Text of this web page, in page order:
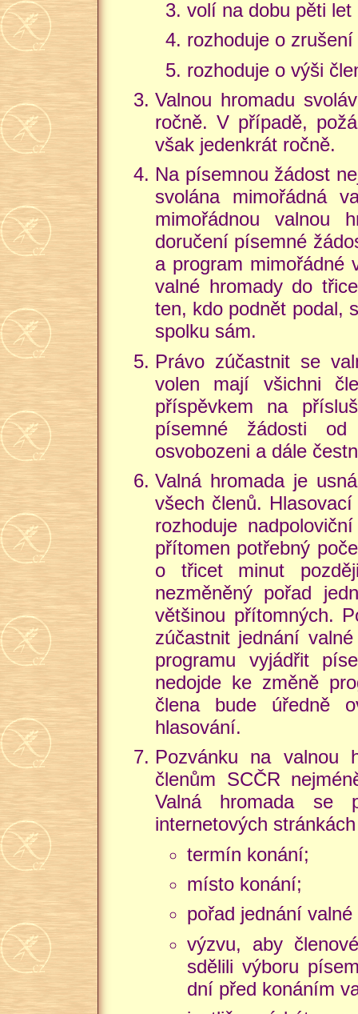
volí na dobu pěti
rozhoduje o
rozhoduje o výši
Valnou hromadu
ročně. V případě,
však jedenkrát ročně.
Na písemnou žádost
svolána mimořádná
mimořádnou valnou
doručení písemné
a program mimořádné
valné hromady do
ten, kdo podnět podal,
spolku sám.
Právo zúčastnit se
volen mají všichni
příspěvkem na
písemné žádosti
osvobozeni a dále
Valná hromada je
všech členů.
rozhoduje
přítomen potřebný
o třicet minut
nezměněný pořad
většinou přítomných.
zúčastnit jednání
programu vyjádřit
nedojde ke změně
člena bude úředně
hlasování.
Pozvánku na valnou
členům SCČR
Valná hromada se
internetových
termín konání;
místo konání;
pořad jednání
výzvu, aby
sdělili výboru
dní před konáním